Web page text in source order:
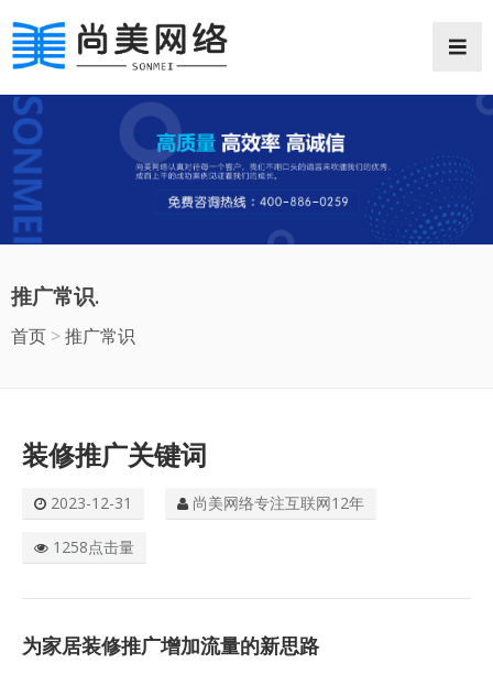
网站首页
网站案例
推广常识
抖音推广
关于我们
推广常识.
首页 >推广常识
装修推广关键词
2023-12-31 尚美网络专注互联网12年
1258点击量
为家居装修推广增加流量的新思路